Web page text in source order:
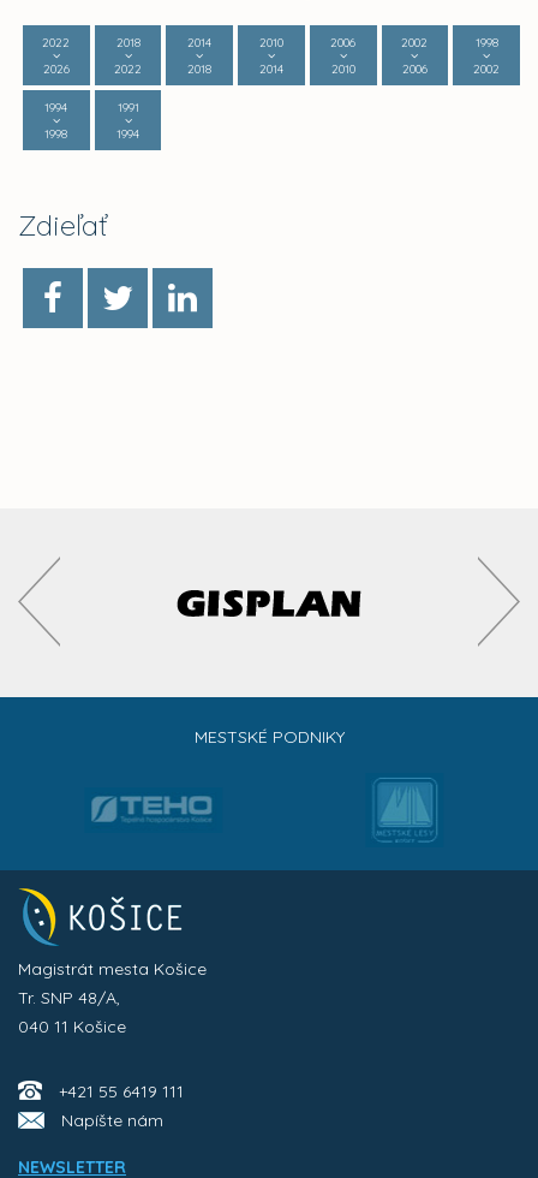
2022
2026
2018
2022
2014
2018
2010
2014
2006
2010
2002
2006
1998
2002
1994
1998
1991
1994
Zdieľať
MESTSKÉ PODNIKY
Magistrát mesta Košice
Tr. SNP 48/A,
040 11 Košice
+421 55 6419 111
Napíšte nám
NEWSLETTER